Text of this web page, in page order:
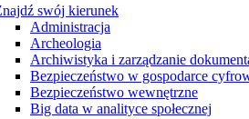
swój kierunek
Administracja
Archeologia
Archiwistyka i zarządzanie
Bezpieczeństwo w gospodarce
Bezpieczeństwo wewnętrzne
Big data w analityce społecznej